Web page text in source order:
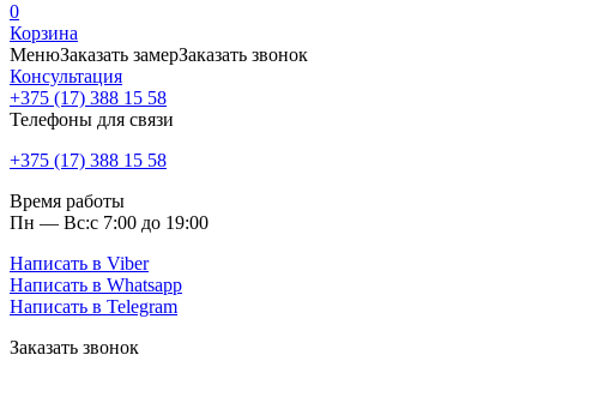
0
Корзина
МенюЗаказать замерЗаказать звонок
Консультация
+375 (17) 388 15 58
Телефоны для связи
+375 (17) 388 15 58
Время работы
Пн — Вс:с 7:00 до 19:00
Написать в Viber
Написать в Whatsapp
Написать в Telegram
Заказать звонок